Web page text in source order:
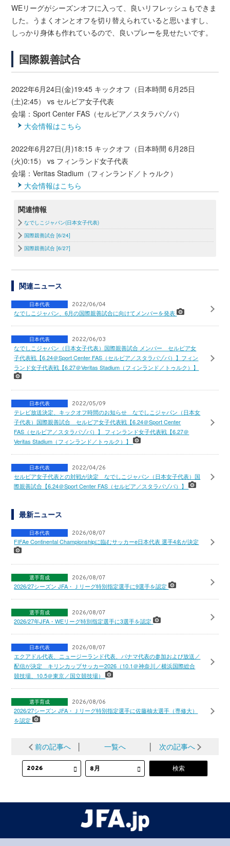
WEリーグがシーズンオフに入って、良いリフレッシュもできま
した。うまくオンとオフを切り替えられていると思いますし、
しっかり身体も作れているので、良いプレーを見せたいです。
国際親善試合
2022年6月24日(金)19:45 キックオフ（日本時間 6月25日
(土)2:45） vs セルビア女子代表
会場：Sport Center FAS（セルビア／スタラパゾバ）
大会情報はこちら
2022年6月27日(月)18:15 キックオフ（日本時間 6月28日
(火)0:15） vs フィンランド女子代表
会場：Veritas Stadium（フィンランド／トゥルク）
大会情報はこちら
関連情報
なでしこジャパン(日本女子代表)
国際親善試合 [6/24]
国際親善試合 [6/27]
関連ニュース
日本代表 2022/06/04
なでしこジャパン、6月の国際親善試合に向けてメンバーを発表
日本代表 2022/06/03
なでしこジャパン（日本女子代表）国際親善試合 メンバー セルビア女
子代表戦【6.24＠Sport Center FAS（セルビア／スタラパゾバ）】フィン
ランド女子代表戦【6.27＠Veritas Stadium（フィンランド／トゥルク）】
日本代表 2022/05/09
テレビ放送決定、キックオフ時間のお知らせ なでしこジャパン（日本女
子代表）国際親善試合 セルビア女子代表戦【6.24＠Sport Center
FAS（セルビア／スタラパゾバ）】 フィンランド女子代表戦【6.27＠
Veritas Stadium（フィンランド／トゥルク）】
日本代表 2022/04/26
セルビア女子代表との対戦が決定 なでしこジャパン（日本女子代表）国
際親善試合【6.24＠Sport Center FAS（セルビア／スタラパゾバ）】
最新ニュース
日本代表 2026/08/07
FIFAe Continental Championshipに臨むサッカーe日本代表 選手4名が決定
選手育成 2026/08/07
2026/27シーズン JFA・Ｊリーグ特別指定選手に9選手を認定
選手育成 2026/08/07
2026/27年JFA・WEリーグ特別指定選手に3選手を認定
日本代表 2026/08/07
エクアドル代表、ニュージーランド代表、パナマ代表の参加および放送／
配信が決定 キリンカップサッカー2026（10.1＠神奈川／横浜国際総合
競技場、10.5＠東京／国立競技場）
選手育成 2026/08/06
2026/27シーズン JFA・Ｊリーグ特別指定選手に佐藤柚太選手（専修大）
を認定
前の記事へ 一覧へ 次の記事へ